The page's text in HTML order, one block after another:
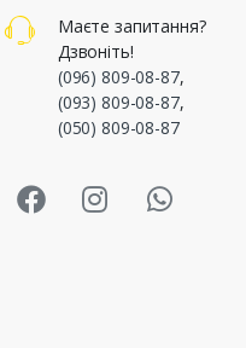
Маєте запитання?
Дзвоніть!
(096) 809-08-87,
(093) 809-08-87,
(050) 809-08-87